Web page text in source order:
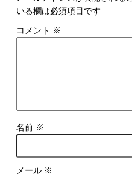
いる欄は必須項目です
コメント ※
名前 ※
メール ※